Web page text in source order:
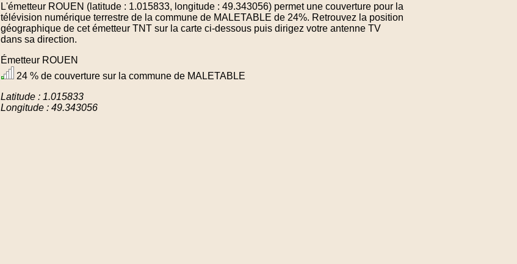
L'émetteur ROUEN (latitude : 1.015833, longitude : 49.343056) permet une couverture pour la
télévision numérique terrestre de la commune de MALETABLE de 24%. Retrouvez la position
géographique de cet émetteur TNT sur la carte ci-dessous puis dirigez votre antenne TV
dans sa direction.
Émetteur ROUEN
24 % de couverture sur la commune de MALETABLE
Latitude : 1.015833
Longitude : 49.343056